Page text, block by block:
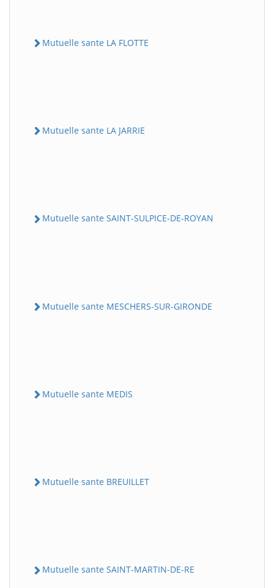
Mutuelle sante LA FLOTTE
Mutuelle sante LA JARRIE
Mutuelle sante SAINT-SULPICE-DE-ROYAN
Mutuelle sante MESCHERS-SUR-GIRONDE
Mutuelle sante MEDIS
Mutuelle sante BREUILLET
Mutuelle sante SAINT-MARTIN-DE-RE